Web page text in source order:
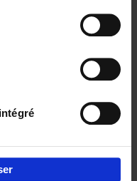
like a PRO -
revised edition (EN)